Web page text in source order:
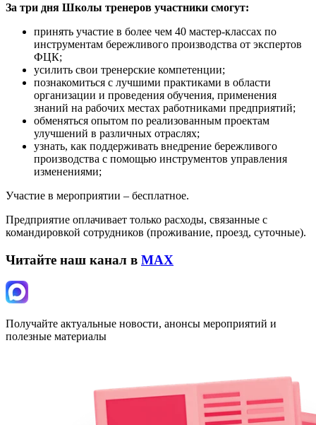
За три дня Школы тренеров участники смогут:
принять участие в более чем 40 мастер-классах по
инструментам бережливого производства от экспертов
ФЦК;
усилить свои тренерские компетенции;
познакомиться с лучшими практиками в области
организации и проведения обучения, применения
знаний на рабочих местах работниками предприятий;
обменяться опытом по реализованным проектам
улучшений в различных отраслях;
узнать, как поддерживать внедрение бережливого
производства с помощью инструментов управления
изменениями;
Участие в мероприятии – бесплатное.
Предприятие оплачивает только расходы, связанные с
командировкой сотрудников (проживание, проезд, суточные).
Читайте наш канал в MAX
Получайте актуальные новости, анонсы мероприятий и
полезные материалы